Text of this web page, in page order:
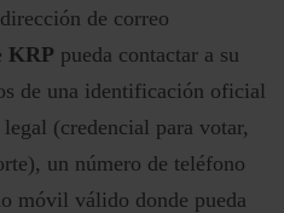
de correo
KRP pueda contactar a su
de una identificación oficial
(credencial para votar,
un número de teléfono
móvil válido donde pueda